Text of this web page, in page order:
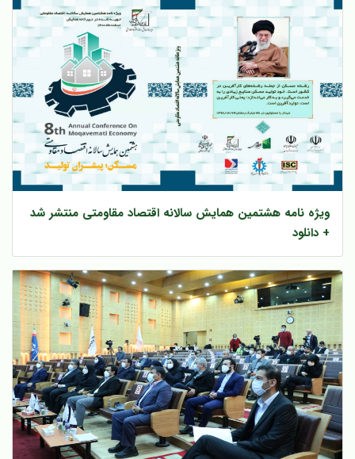
ویژه نامه هشتمین همایش سالانه اقتصاد مقاومتی منتشر شد
+ دانلود